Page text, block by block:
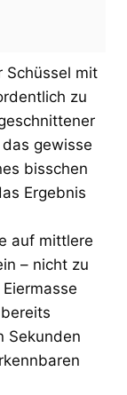
Schüssel mit
zu
gewisse
bisschen
Ergebnis
auf mittlere
– nicht zu
Sekunden